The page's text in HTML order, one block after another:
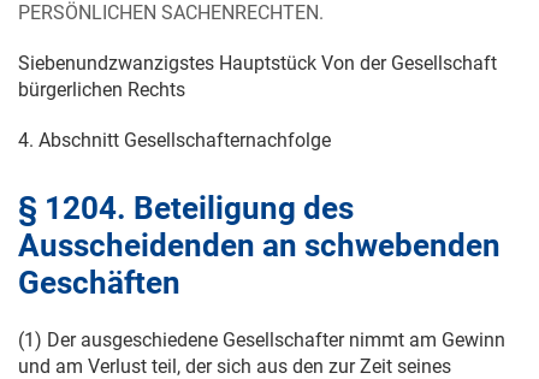
PERSÖNLICHEN SACHENRECHTEN.
Siebenundzwanzigstes Hauptstück Von der Gesellschaft
bürgerlichen Rechts
4. Abschnitt Gesellschafternachfolge
§ 1204. Beteiligung des
Ausscheidenden an schwebenden
Geschäften
(1) Der ausgeschiedene Gesellschafter nimmt am Gewinn
und am Verlust teil, der sich aus den zur Zeit seines